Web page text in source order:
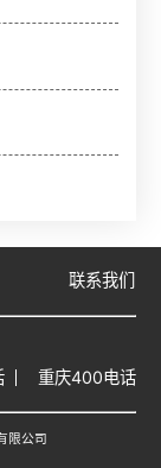
联系我们
重庆400电话
限公司